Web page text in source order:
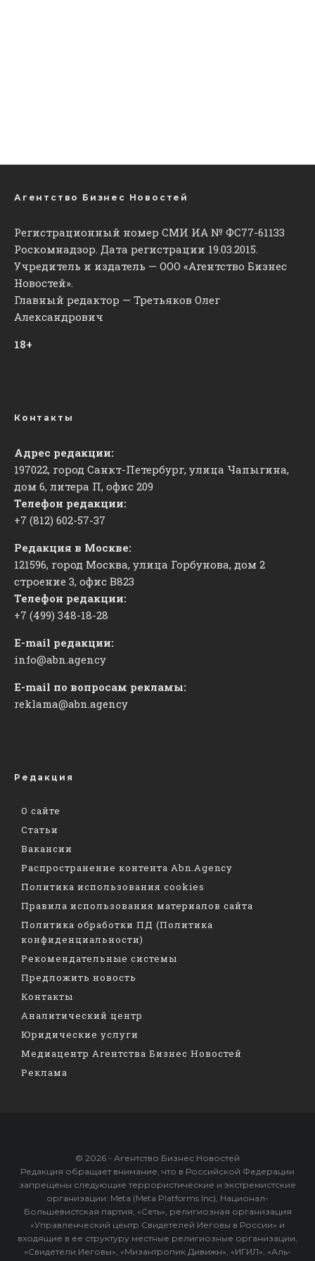
Агентство Бизнес Новостей
Регистрационный номер СМИ ИА № ФС77-61133
Роскомнадзор. Дата регистрации 19.03.2015.
Учредитель и издатель — ООО «Агентство Бизнес
Новостей».
Главный редактор — Третьяков Олег
Александрович
18+
Контакты
Адрес редакции:
197022, город Санкт-Петербург, улица Чапыгина,
дом 6, литера П, офис 209
Телефон редакции:
+7 (812) 602-57-37
Редакция в Москве:
121596, город Москва, улица Горбунова, дом 2
строение 3, офис ​В823
Телефон редакции:
+7 (499) 348-18-28
E-mail редакции:
info@abn.agency
E-mail по вопросам рекламы:
reklama@abn.agency
Редакция
О сайте
Статьи
Вакансии
Распространение контента Abn.Agency
Политика использования cookies
Правила использования материалов сайта
Политика обработки ПД (Политика
конфиденциальности)
Рекомендательные системы
Предложить новость
Контакты
Аналитический центр
Юридические услуги
Медиацентр Агентства Бизнес Новостей
Реклама
© 2026 - Агентство Бизнес Новостей
Редакция обращает внимание, что в Российской Федерации
запрещены следующие террористические и экстремистские
организации: Meta (Meta Platforms Inc), Национал-
Большевистская партия, «Сеть», религиозная организация
«Управленческий центр Свидетелей Иеговы в России» и
входящие в ее структуру местные религиозные организации,
«Свидетели Иеговы», «Мизантропик Дивижн», «ИГИЛ», «Аль-